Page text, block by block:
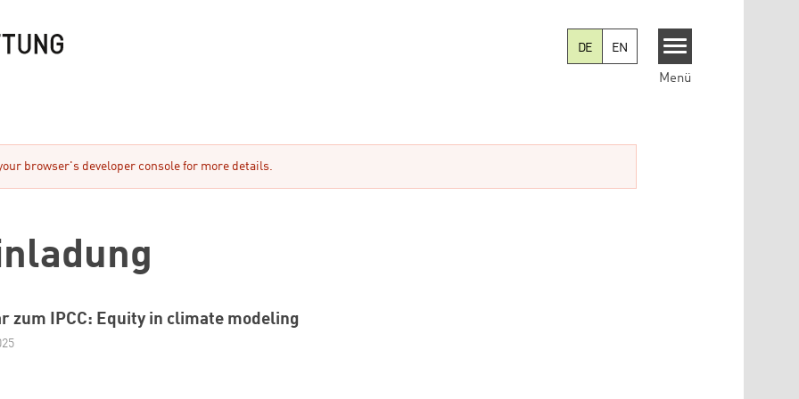
DE EN
Menü
browser's developer console for more details.
zum IPCC: Equity in climate modeling